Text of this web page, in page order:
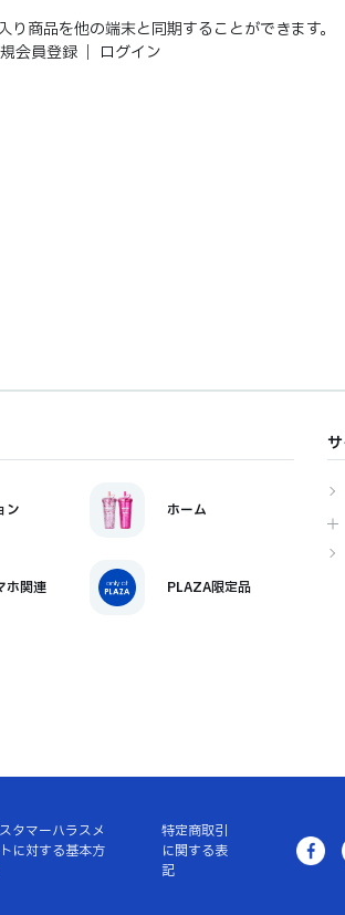
商品を他の端末と同期することができます。
会員登録
ログイン
ン ホーム
ホ関連 PLAZA限定品
タマーハラスメ
に対する基本方
特定商取引
に関する表
記